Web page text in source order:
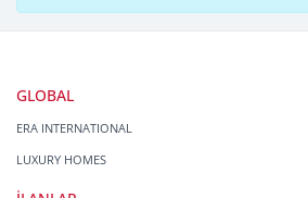
GLOBAL
ERA INTERNATIONAL
LUXURY HOMES